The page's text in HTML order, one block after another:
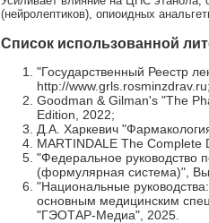
(нейролептиков), опиоидных
Список использованной
"Государственный Реестр
http://www.grls.rosminzdrav.ru;
Goodman & Gilman's "The
Edition, 2022;
Д.А. Харкевич
MARTINDALE The Complete
"Федеральное руководство
(формулярная система)",
"Национальные
основным медицинским
"ГЭОТАР-Медиа", 2025.